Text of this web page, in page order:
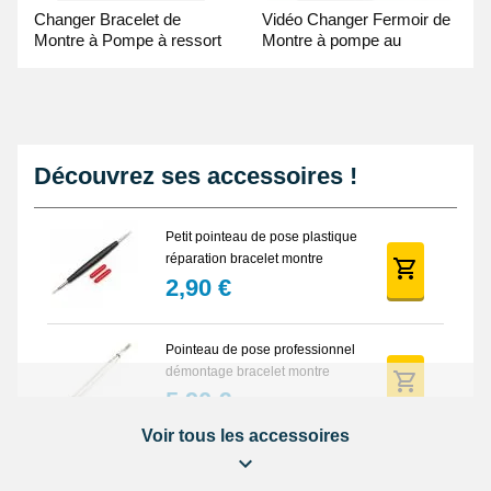
Changer Bracelet de
Montre à Pompe à ressort
Vidéo Changer Fermoir de
Montre à pompe au
Découvrez ses accessoires !
Petit pointeau de pose plastique
réparation bracelet montre
2,90 €
Pointeau de pose professionnel
démontage bracelet montre
5,90 €
Lot Outils Montre 12 pièces +
Voir tous les accessoires